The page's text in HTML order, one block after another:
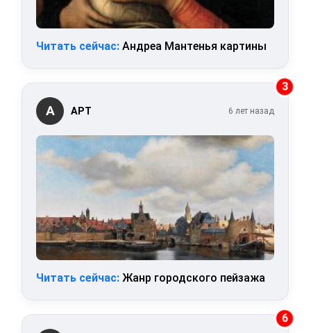
Читать сейчас: Андреа Мантенья картины
3
А АРТ 6 лет назад
Читать сейчас: Жанр городского пейзажа
6